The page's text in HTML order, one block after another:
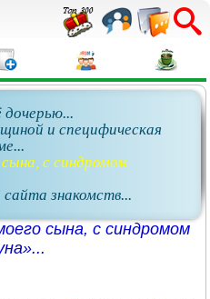
дочерью...
и специфическая
с синдромом
знакомств...
сына, с синдромом